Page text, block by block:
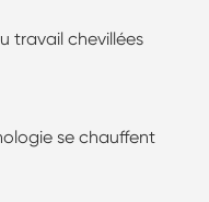
travail chevillées
se chauffent